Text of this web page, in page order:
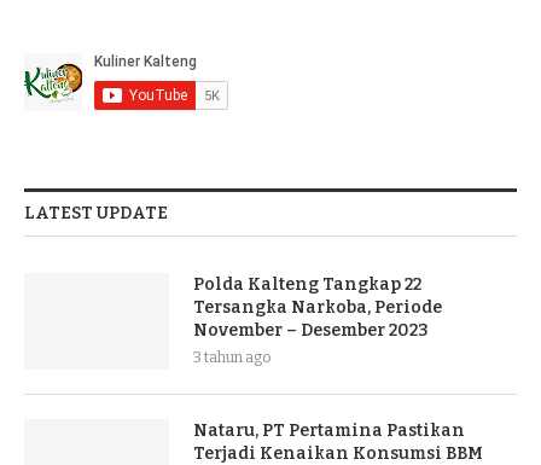
LATEST UPDATE
Polda Kalteng Tangkap 22
Tersangka Narkoba, Periode
November – Desember 2023
3 tahun ago
Nataru, PT Pertamina Pastikan
Terjadi Kenaikan Konsumsi BBM